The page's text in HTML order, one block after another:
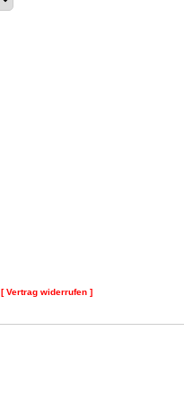
[ Vertrag widerrufen ]